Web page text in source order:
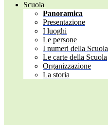
Scuola
Panoramica
Presentazione
I luoghi
Le persone
I numeri della Scuola
Le carte della Scuola
Organizzazione
La storia